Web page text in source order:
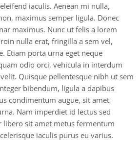
iaculis. Aenean mi nulla,
maximus semper ligula. Donec
maximus. Nunc ut felis a lorem
nulla erat, fringilla a sem vel,
Etiam porta urna eget neque
odio orci, vehicula in interdum
Quisque pellentesque nibh ut sem
bibendum, ligula a dapibus
condimentum augue, sit amet
Nam imperdiet id lectus sed
sit amet metus fermentum
iaculis purus eu varius.